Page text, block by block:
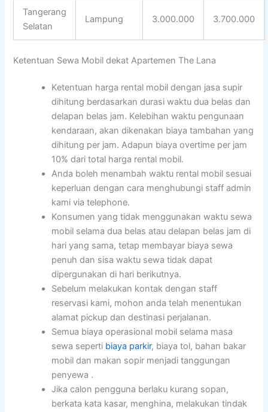
Tangerang
Selatan
Lampung 3.000.000 3.700.000
Ketentuan Sewa Mobil dekat Apartemen The Lana
Ketentuan harga rental mobil dengan jasa supir
dihitung berdasarkan durasi waktu dua belas dan
delapan belas jam. Kelebihan waktu pengunaan
kendaraan, akan dikenakan biaya tambahan yang
dihitung per jam. Adapun biaya overtime per jam
10% dari total harga rental mobil.
Anda boleh menambah waktu rental mobil sesuai
keperluan dengan cara menghubungi staff admin
kami via telephone.
Konsumen yang tidak menggunakan waktu sewa
mobil selama dua belas atau delapan belas jam di
hari yang sama, tetap membayar biaya sewa
penuh dan sisa waktu sewa tidak dapat
dipergunakan di hari berikutnya.
Sebelum melakukan kontak dengan staff
reservasi kami, mohon anda telah menentukan
alamat pickup dan destinasi perjalanan.
Semua biaya operasional mobil selama masa
sewa seperti biaya parkir, biaya tol, bahan bakar
mobil dan makan sopir menjadi tanggungan
penyewa .
Jika calon pengguna berlaku kurang sopan,
berkata kata kasar, menghina, melakukan tindak